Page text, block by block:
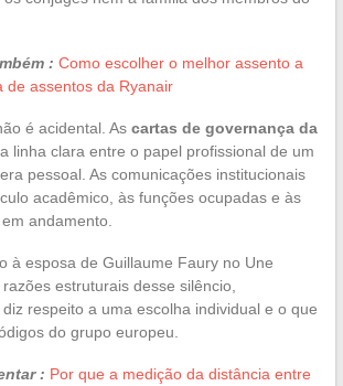
: Como escolher o melhor assento a
de assentos da Ryanair
é acidental. As cartas de governança da
linha clara entre o papel profissional de um
pessoal. As comunicações institucionais
acadêmico, às funções ocupadas e às
andamento.
à esposa de Guillaume Faury no Une
estruturais desse silêncio,
respeito a uma escolha individual e o que
do grupo europeu.
: Por que a medição da distância entre